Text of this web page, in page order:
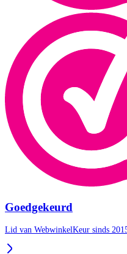
Goedgekeurd
Lid van WebwinkelKeur sinds